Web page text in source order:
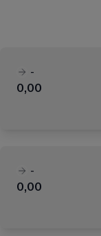
-
0,00
-
0,00